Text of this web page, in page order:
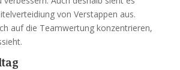
von Verstappen aus.
auf die Teamwertung konzentrieren,